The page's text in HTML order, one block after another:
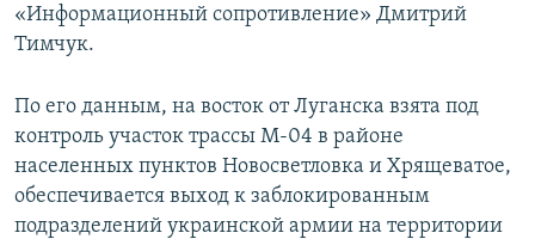
ПРОПАВШИЕ БЕЗ ВЕСТИ
ПОБЕДИТЕЛЕЙ НЕ СУДЯТ?
ELIFBE
УКРАИНСКАЯ ПРОБЛЕМА КРЫМА
ПРИСОЕДИНЯЙТЕСЬ!
Все сайты RFE/RL
«Информационный сопротивление» Дмитрий
Тимчук.
По его данным, на восток от Луганска взята под
контроль участок трассы М-04 в районе
населенных пунктов Новосветловка и Хрящеватое,
обеспечивается выход к заблокированным
подразделений украинской армии на территории